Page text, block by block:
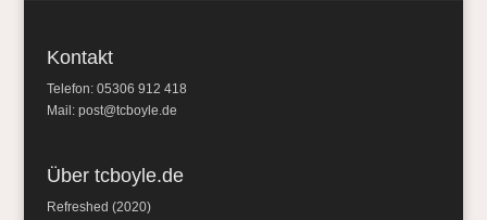
Kontakt
Telefon: 05306 912 418
Mail: post@tcboyle.de
Über tcboyle.de
Refreshed (2020)